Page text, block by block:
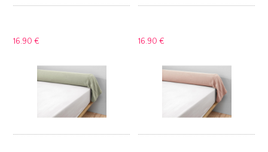
16.90 € 16.90 €